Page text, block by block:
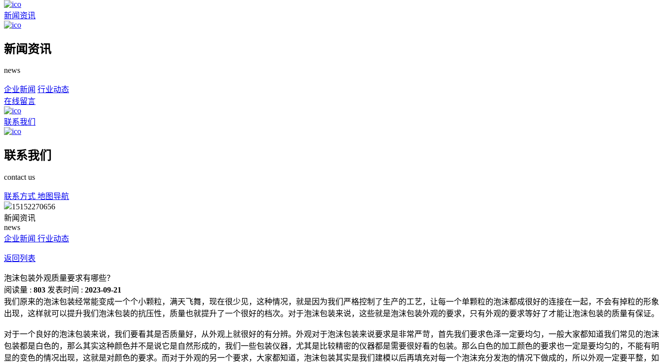
新闻资讯
新闻资讯
news
企业新闻 行业动态
在线留言
联系我们
联系我们
contact us
联系方式 地图导航
15152270656
新闻资讯
news
企业新闻 行业动态
返回列表
泡沫包装外观质量要求有哪些？
阅读量 : 803 发表时间 : 2023-09-21
我们原来的泡沫包装经常能变成一个个小颗粒，满天飞舞，现在很少见，这种情况，就是因为我们严格控制了生产的工艺，让每一个单颗粒的泡沫都成很好的连接在一起，不会有掉粒的形象
出现，这样就可以提升我们泡沫包装的抗压性，质量也就提升了一个很好的档次。对于泡沫包装来说，这些就是泡沫包装外观的要求，只有外观的要求等好了才能让泡沫包装的质量有保证。
对于一个良好的泡沫包装来说，我们要看其是否质量好，从外观上就很好的有分辨。外观对于泡沫包装来说要求是非常严苛，首先我们要求色泽一定要均匀，一般大家都知道我们常见的泡沫
包装都是白色的，那么其实这种颜色并不是说它是自然形成的，我们一些包装仪器，尤其是比较精密的仪器都是需要很好看的包装。那么白色的加工颜色的要求也一定是要均匀的，不能有明
显的变色的情况出现，这就是对颜色的要求。而对于外观的另一个要求，大家都知道，泡沫包装其实是我们建模以后再填充对每一个泡沫充分发泡的情况下做成的，所以外观一定要平整，如